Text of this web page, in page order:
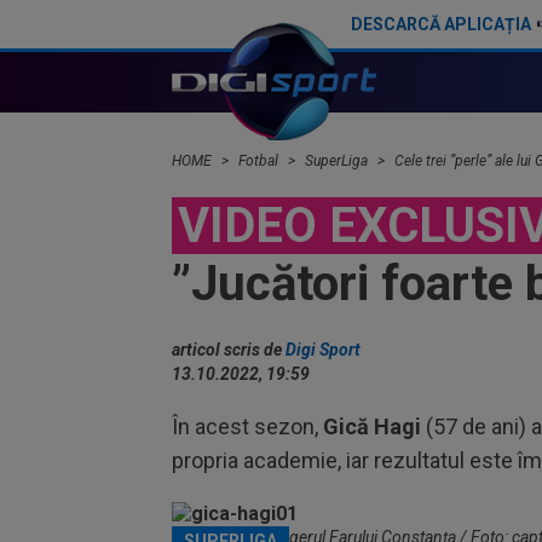
DESCARCĂ APLICAȚIA
HOME Fotbal SuperLiga Cele trei ”perle” ale lui
VIDEO
”Jucători foarte
articol scris deDigi Sport
13.10.2022, 19:59
În acest sezon, Gică Hagi (57 de ani)
propria academie, iar rezultatul este
Gică Hagi, managerul Farului Constanța / Foto: